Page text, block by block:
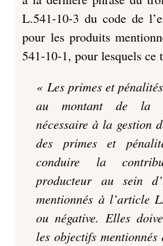
L.541-10-3 du code de
pour les produits
541‑10‑1, pour lesquels
« Les primes et
au montant de la
nécessaire à la gestion
des primes et
conduire la
producteur au sein
mentionnés à l’article
ou négative. Elles
les objectifs